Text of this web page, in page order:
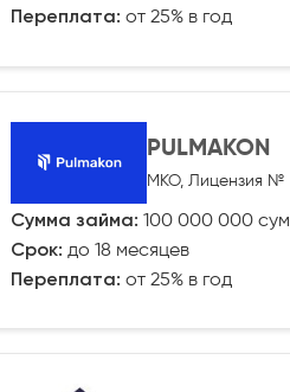
Переплата: от 25% в год
PULMAKON
МКО, Лицензия №
Сумма займа: 100 000 000 сум
Срок: до 18 месяцев
Переплата: от 25% в год